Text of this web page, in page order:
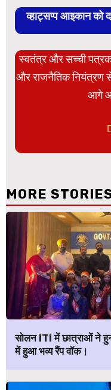
व्हाट्सप्प आइकान
स्वतंत्र और सच्ची
और राजनैतिक नियंत्रण
आगे
MORE
सोलन ITI में छात्राओं ने
में हुआ भव्य रैंप वॉक।